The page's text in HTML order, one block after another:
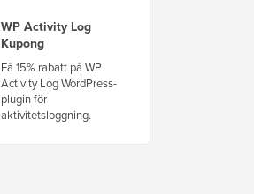
WP Activity Log
Kupong
Få 15% rabatt på WP
Activity Log WordPress-
plugin för
aktivitetsloggning.